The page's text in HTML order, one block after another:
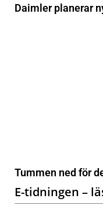
Daimler planerar
Tummen ned för
E-tidningen –